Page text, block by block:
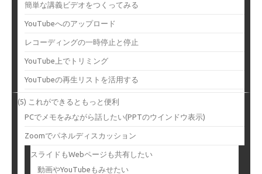
簡単な講義ビデオをつくってみる
YouTubeへのアップロード
レコーディングの一時停止と停止
YouTube上でトリミング
YouTubeの再生リストを活用する
(5) これができるともっと便利
PCでメモをみながら話したい(PPTのウインドウ表示)
Zoomでパネルディスカッション
スライドもWebページも共有したい
動画やYouTubeもみせたい